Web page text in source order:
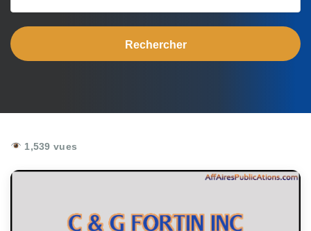
1,539 vues